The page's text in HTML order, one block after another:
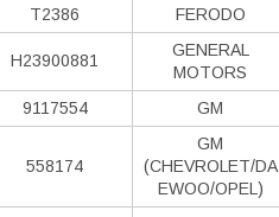
T2386 FERODO
H23900881
GENERAL
MOTORS
9117554 GM
558174
GM
(CHEVROLET/DA
EWOO/OPEL)